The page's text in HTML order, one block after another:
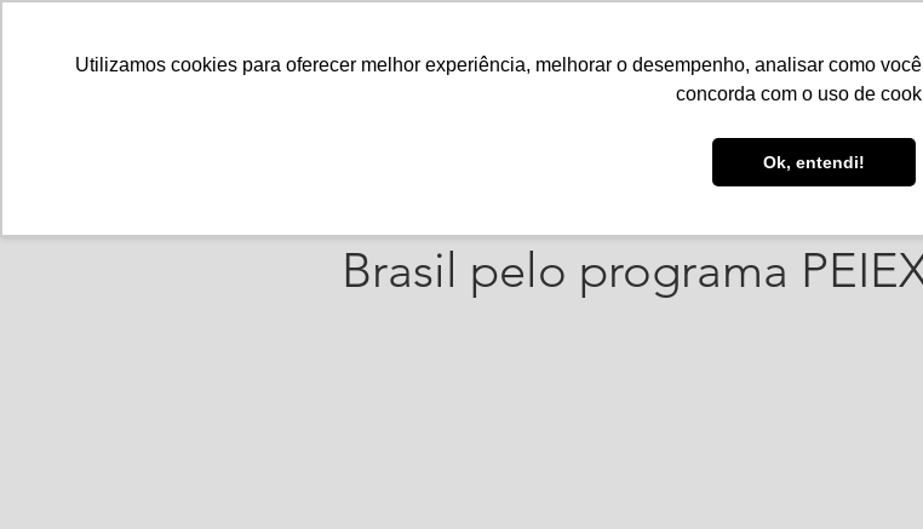
Utilizamos cookies para oferecer melhor experiência, melhorar o desempenho, analisar como
concorda com o uso de
Ok, entendi!
Serviços Notícias Agenda
Brasil pelo programa